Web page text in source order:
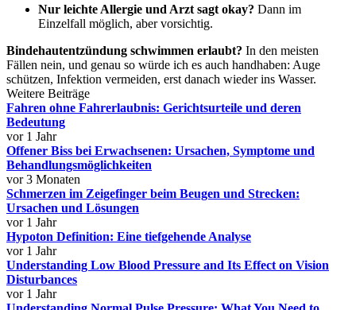
Nur leichte Allergie und Arzt sagt okay? Dann im
Einzelfall möglich, aber vorsichtig.
Bindehautentzündung schwimmen erlaubt? In den meisten
Fällen nein, und genau so würde ich es auch handhaben: Auge
schützen, Infektion vermeiden, erst danach wieder ins Wasser.
Weitere Beiträge
Fahren ohne Fahrerlaubnis: Gerichtsurteile und deren
Bedeutung
vor 1 Jahr
Offener Biss bei Erwachsenen: Ursachen, Symptome und
Behandlungsmöglichkeiten
vor 3 Monaten
Schmerzen im Zeigefinger beim Beugen und Strecken:
Ursachen und Lösungen
vor 1 Jahr
Hypoton Definition: Eine tiefgehende Analyse
vor 1 Jahr
Understanding Low Blood Pressure and Its Effect on Vision
Disturbances
vor 1 Jahr